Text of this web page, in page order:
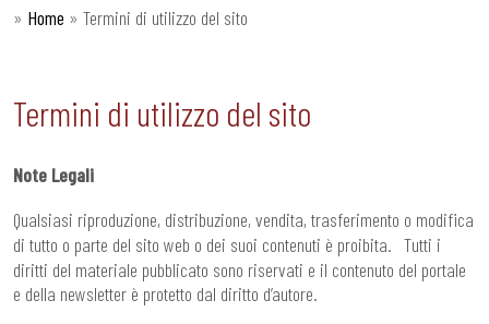
» Home » Termini di utilizzo del sito
Termini di utilizzo del sito
Note Legali
Qualsiasi riproduzione, distribuzione, vendita, trasferimento o modifica
di tutto o parte del sito web o dei suoi contenuti è proibita. Tutti i
diritti del materiale pubblicato sono riservati e il contenuto del portale
e della newsletter è protetto dal diritto d’autore.